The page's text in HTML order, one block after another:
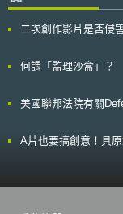
份報告指出，此份報告
（Consumers）」、「
（Public’s Trust），以
（Reform of the
標，並且倡議以創新技
二次創作影片是否侵
何謂「監理沙盒」？
美國聯邦法院有關
A片也要搞創意！具